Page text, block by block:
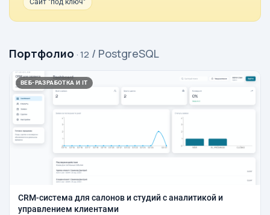
Сайт "под ключ"
Портфолио · 12 / PostgreSQL
ВЕБ-РАЗРАБОТКА И IT
CRM-система для салонов и студий с аналитикой и
управлением клиентами